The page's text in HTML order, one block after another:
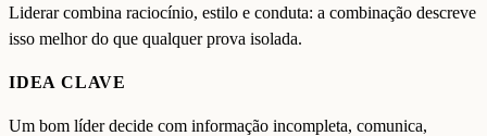
Liderar combina raciocínio, estilo e conduta: a combinação descreve
isso melhor do que qualquer prova isolada.
IDEA CLAVE
Um bom líder decide com informação incompleta, comunica,